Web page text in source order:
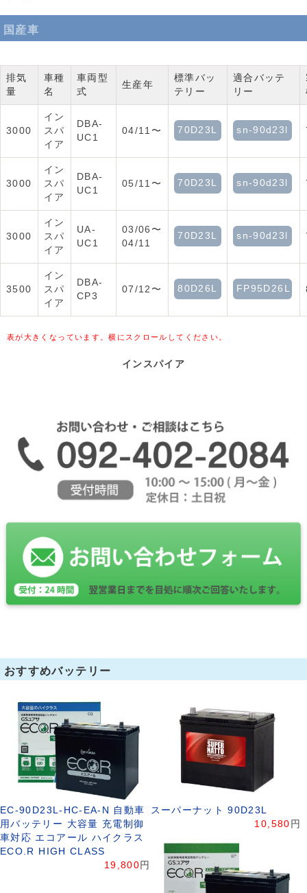
国産車
排気
量
車種
名
車両型
式
生産年
標準バッ
テリー
適合バッテ
リー
3000
イン
スパ
イア
DBA-
UC1
04/11〜 70D23L sn-90d23l
3000
イン
スパ
イア
DBA-
UC1
05/11〜 70D23L sn-90d23l
3000
イン
スパ
イア
UA-
UC1
03/06〜
04/11
70D23L sn-90d23l
3500
イン
スパ
イア
DBA-
CP3
07/12〜 80D26L FP95D26L
表が大きくなっています。横にスクロールしてください。
インスパイア
おすすめバッテリー
EC-90D23L-HC-EA-N 自動車
用バッテリー 大容量 充電制御
車対応 エコアール ハイクラス
ECO.R HIGH CLASS
19,800 円
スーパーナット 90D23L
10,580 円